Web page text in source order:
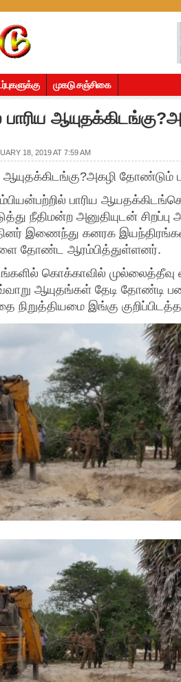
முகடு சஞ்சிகை
பாரிய
18, 2019 AT 7:59 AM
ஆயுதக்கிடங்கு?அகழி தோண்டும்
பாரிய
நீதிமன்ற அனுதியுடன் சிறப்பு
இணைந்து கனரக
தோண்ட ஆரம்பித்துள்ளனர்.
கொக்காவில் முல்லைத்தீவு
ஆயுதங்கள் தேடி தோண்டி
இங்கு